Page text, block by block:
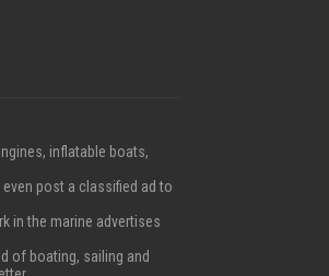
inflatable boats,
post a classified ad to
in the marine advertises
of boating, sailing and